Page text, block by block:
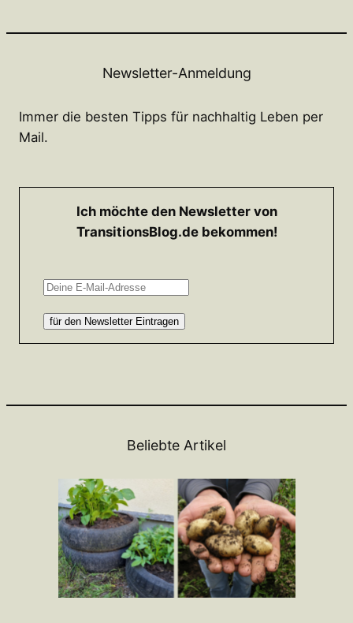
Newsletter-Anmeldung
Immer die besten Tipps für nachhaltig Leben per
Mail.
Ich möchte den Newsletter von
TransitionsBlog.de bekommen!
Beliebte Artikel